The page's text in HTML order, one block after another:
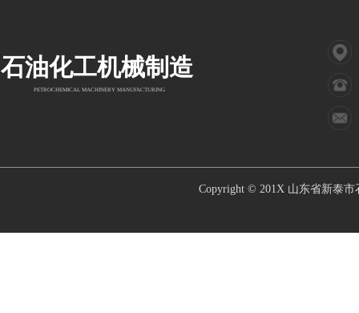
Copyright © 201X 山东省新泰市
石油化工机械制造
PETROCHEMICAL MACHINERY MANUFACTURING